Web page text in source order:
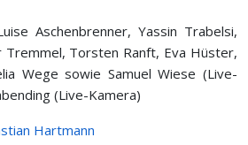
Aschenbrenner, Yassin Trabelsi,
Tremmel, Torsten Ranft, Eva Hüster,
Wege sowie Samuel Wiese (Live-
(Live-Kamera)
Hartmann